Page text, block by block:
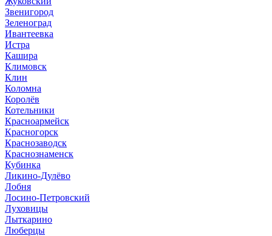
Звенигород
Зеленоград
Ивантеевка
Истра
Кашира
Климовск
Клин
Коломна
Королёв
Котельники
Красноармейск
Красногорск
Краснозаводск
Краснознаменск
Кубинка
Ликино-Дулёво
Лобня
Лосино-Петровский
Луховицы
Лыткарино
Люберцы